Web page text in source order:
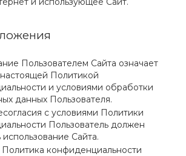
Пользователем Сайта означает
настоящей Политикой
и условиями обработки
данных Пользователя.
с условиями Политики
Пользователь должен
использование Сайта.
конфиденциальности